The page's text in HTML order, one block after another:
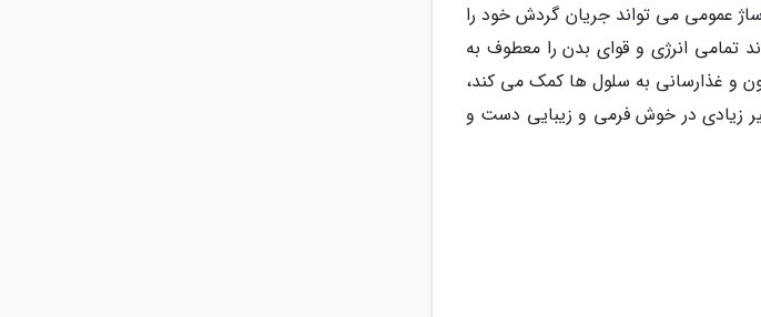
عمومی می تواند جریان گردش خود را
انرژی و قوای بدن را معطوف به
و غذارسانی به سلول ها کمک می کند،
زیادی در خوش فرمی و زیبایی دست و